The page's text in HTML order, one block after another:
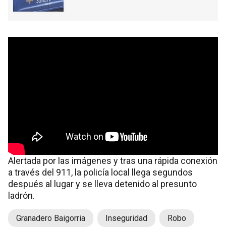
Alertada por las imágenes y tras una rápida conexión
a través del 911, la policía local llega segundos
después al lugar y se lleva detenido al presunto
ladrón.
Granadero Baigorria Inseguridad Robo